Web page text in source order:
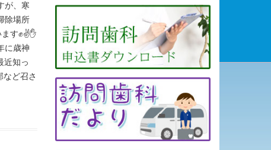
が、寒
除場所
す✊✌️✋
に歳神
近知っ
ど召さ